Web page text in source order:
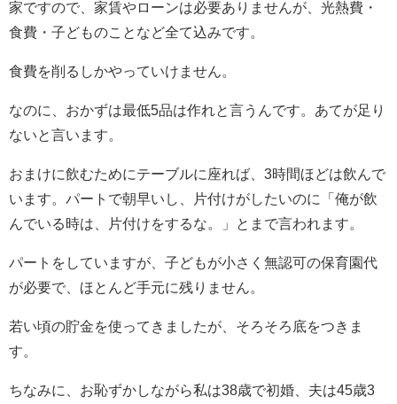
家ですので、家賃やローンは必要ありませんが、光熱費・
食費・子どものことなど全て込みです。
食費を削るしかやっていけません。
なのに、おかずは最低5品は作れと言うんです。あてが足り
ないと言います。
おまけに飲むためにテーブルに座れば、3時間ほどは飲んで
います。パートで朝早いし、片付けがしたいのに「俺が飲
んでいる時は、片付けをするな。」とまで言われます。
パートをしていますが、子どもが小さく無認可の保育園代
が必要で、ほとんど手元に残りません。
若い頃の貯金を使ってきましたが、そろそろ底をつきま
す。
ちなみに、お恥ずかしながら私は38歳で初婚、夫は45歳3